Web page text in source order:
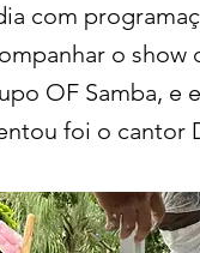
com
o show
OF Samba, e
foi o cantor